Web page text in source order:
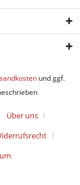
und ggf.
Über uns